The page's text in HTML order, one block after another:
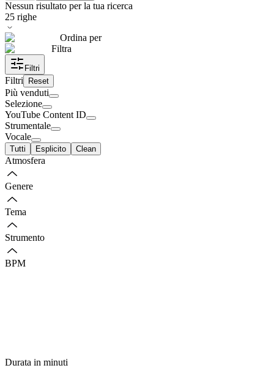
Nessun risultato per la tua ricerca
25 righe
Ordina per
Filtra
Filtri
Filtri Reset
Più venduti
Selezione
YouTube Content ID
Strumentale
Vocale
Tutti Esplicito Clean
Atmosfera
Genere
Tema
Strumento
BPM
Durata in minuti